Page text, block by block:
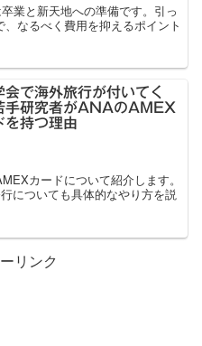
業と新天地への準備です。引っ
なるべく費用を抑えるポイント
会で海外旅行が付いてく
手研究者がANAのAMEX
を持つ理由
カードについて紹介します。
についても具体的なやり方を説
リンク